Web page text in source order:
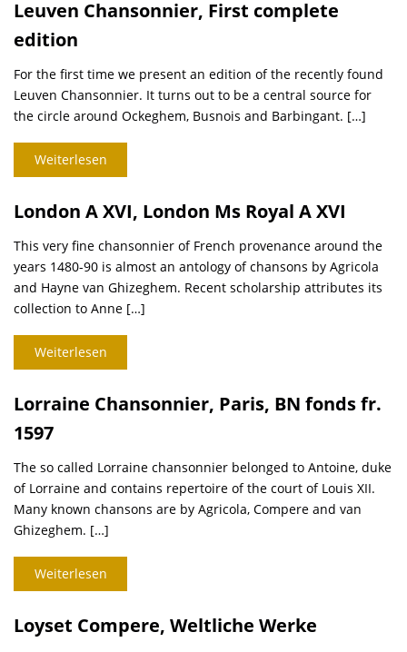
Leuven Chansonnier, First complete
edition
For the first time we present an edition of the recently found
Leuven Chansonnier. It turns out to be a central source for
the circle around Ockeghem, Busnois and Barbingant. […]
Weiterlesen
London A XVI, London Ms Royal A XVI
This very fine chansonnier of French provenance around the
years 1480-90 is almost an antology of chansons by Agricola
and Hayne van Ghizeghem. Recent scholarship attributes its
collection to Anne […]
Weiterlesen
Lorraine Chansonnier, Paris, BN fonds fr.
1597
The so called Lorraine chansonnier belonged to Antoine, duke
of Lorraine and contains repertoire of the court of Louis XII.
Many known chansons are by Agricola, Compere and van
Ghizeghem. […]
Weiterlesen
Loyset Compere, Weltliche Werke